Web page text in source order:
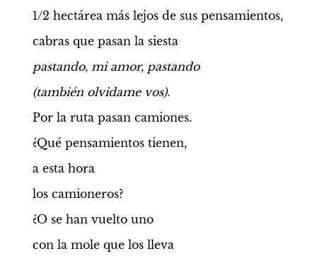
1/2 hectárea más lejos de sus pensamientos,
cabras que pasan la siesta
pastando, mi amor, pastando
(también olvidame vos).
Por la ruta pasan camiones.
¿Qué pensamientos tienen,
a esta hora
los camioneros?
¿O se han vuelto uno
con la mole que los lleva